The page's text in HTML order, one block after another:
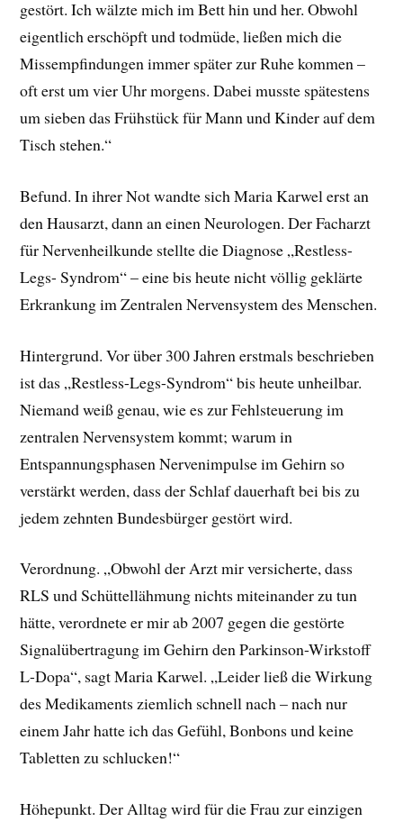
gestört. Ich wälzte mich im Bett hin und her. Obwohl
eigentlich erschöpft und todmüde, ließen mich die
Missempfindungen immer später zur Ruhe kommen –
oft erst um vier Uhr morgens. Dabei musste spätestens
um sieben das Frühstück für Mann und Kinder auf dem
Tisch stehen.“
Befund. In ihrer Not wandte sich Maria Karwel erst an
den Hausarzt, dann an einen Neurologen. Der Facharzt
für Nervenheilkunde stellte die Diagnose „Restless-
Legs- Syndrom“ – eine bis heute nicht völlig geklärte
Erkrankung im Zentralen Nervensystem des Menschen.
Hintergrund. Vor über 300 Jahren erstmals beschrieben
ist das „Restless-Legs-Syndrom“ bis heute unheilbar.
Niemand weiß genau, wie es zur Fehlsteuerung im
zentralen Nervensystem kommt; warum in
Entspannungsphasen Nervenimpulse im Gehirn so
verstärkt werden, dass der Schlaf dauerhaft bei bis zu
jedem zehnten Bundesbürger gestört wird.
Verordnung. „Obwohl der Arzt mir versicherte, dass
RLS und Schüttellähmung nichts miteinander zu tun
hätte, verordnete er mir ab 2007 gegen die gestörte
Signalübertragung im Gehirn den Parkinson-Wirkstoff
L-Dopa“, sagt Maria Karwel. „Leider ließ die Wirkung
des Medikaments ziemlich schnell nach – nach nur
einem Jahr hatte ich das Gefühl, Bonbons und keine
Tabletten zu schlucken!“
Höhepunkt. Der Alltag wird für die Frau zur einzigen